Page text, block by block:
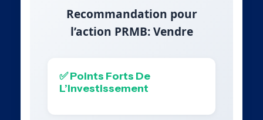
Recommandation pour
l’action PRMB: Vendre
✅ Points Forts De
L’Investissement